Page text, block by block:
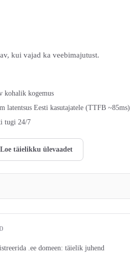
kui vajad ka veebimajutust.
kohalik kogemus
latentsus Eesti kasutajatele (TTFB ~85ms)
tugi 24/7
Loe täielikku ülevaadet
.ee domeen: täielik juhend